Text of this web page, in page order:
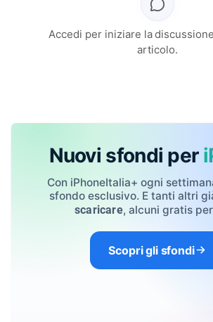
Accedi per iniziare la
articolo.
Nuovi sfondi per
Con iPhoneItalia+ ogni
sfondo esclusivo. E tanti altri
scaricare, alcuni gratis
Scopri gli sfondi